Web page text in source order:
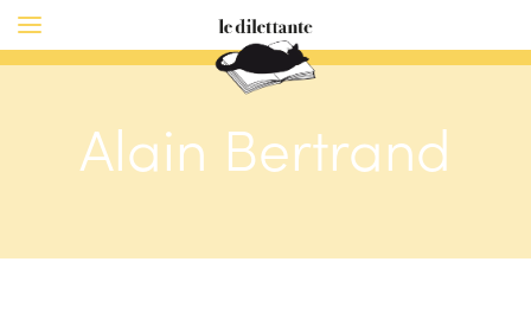
Alain Bertrand